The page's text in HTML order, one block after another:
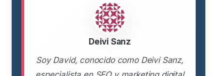
Deivi Sanz
Soy David, conocido como Deivi Sanz,